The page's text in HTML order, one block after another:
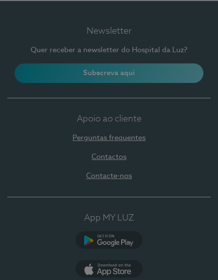
Newsletter
Quer receber a newsletter do Hospital da Luz?
Subscreva aqui
Apoio ao cliente
Perguntas frequentes
Contactos
Contacte-nos
App MY LUZ